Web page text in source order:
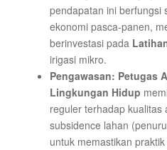
pendapatan ini berfungsi
ekonomi pasca-panen,
berinvestasi pada
irigasi mikro.
Pengawasan: Petugas
Lingkungan Hidup
reguler terhadap kualitas
subsidence lahan
untuk memastikan